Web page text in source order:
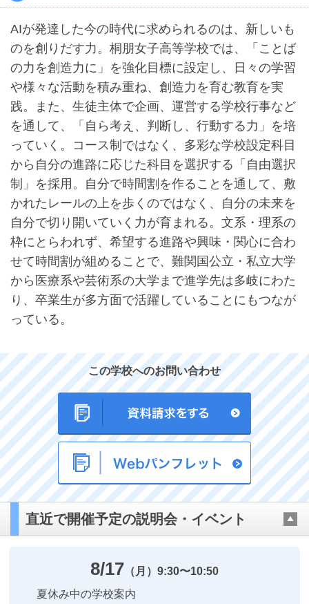
桐朋女子高等学校
（普通科）
ブックマークした学校
ブックマークした学校はありません
AIが発達した今の時代に求められるのは、新しいも
のを創りだす力。桐朋女子高等学校では、「ことば
の力を創造力に」を強化目標に設定し、日々の学習
や様々な活動を積み重ね、創造力を育む教育を実
践。また、生徒主体で企画、運営する学校行事など
を通して、「自ら考え、判断し、行動する力」を培
っていく。コース制ではなく、多彩な学校設定科目
から自分の進路に応じた科目を選択する「自由選択
制」を採用。自分で時間割を作ることを通して、敷
かれたレールの上を歩くのではなく、自分の未来を
自分で切り開いていく力が育まれる。文系・理系の
枠にとらわれず、希望する進路や興味・関心に合わ
せて時間割が組めることで、難関国公立・私立大学
から医療系や芸術系の大学まで進学先は多岐にわた
り、卒業生が多方面で活躍していることにもつなが
っている。
この学校へのお問い合わせ
直近で開催予定の説明会・イベント
8/17 （月） 9:30〜10:50
夏休み中の学校案内